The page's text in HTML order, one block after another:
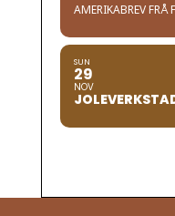
AMERIKABREV FRÅ
SUN
29
NOV